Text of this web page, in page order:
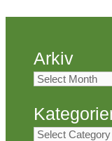
Arkiv
Arkiv
Kategorier